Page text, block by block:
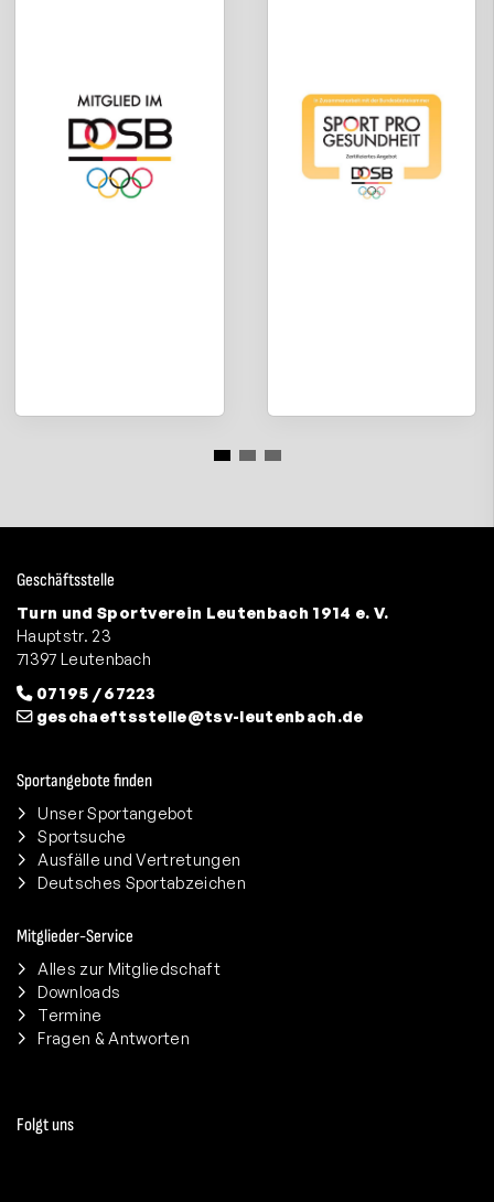
Geschäftsstelle
Turn und Sportverein Leutenbach 1914 e. V.
Hauptstr. 23
71397 Leutenbach
07195 / 67223
geschaeftsstelle@tsv-leutenbach.de
Sportangebote finden
Unser Sportangebot
Sportsuche
Ausfälle und Vertretungen
Deutsches Sportabzeichen
Mitglieder-Service
Alles zur Mitgliedschaft
Downloads
Termine
Fragen & Antworten
Folgt uns